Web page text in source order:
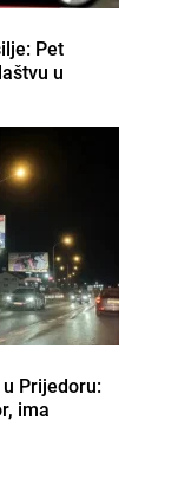
Pet
u
Prijedoru:
ima